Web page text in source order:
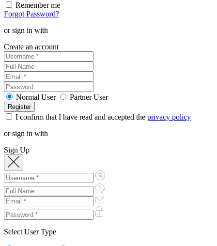
Remember me
Forgot Password?
or sign in with
Create an account
Normal User Partner User
I confirm that I have read and accepted the privacy policy
or sign in with
Sign Up
Select User Type